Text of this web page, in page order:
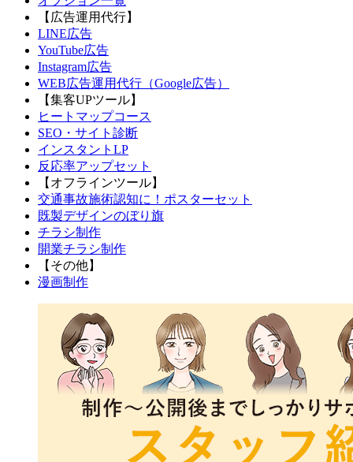
【広告運用代行】
LINE広告
YouTube広告
Instagram広告
WEB広告運用代行（Google広告）
【集客UPツール】
ヒートマップコース
SEO・サイト診断
インスタントLP
反応率アップセット
【オフラインツール】
交通事故施術認知に！ポスターセット
既製デザインのぼり旗
チラシ制作
開業チラシ制作
【その他】
漫画制作